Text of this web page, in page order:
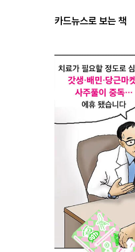
카드뉴스로 보는 책